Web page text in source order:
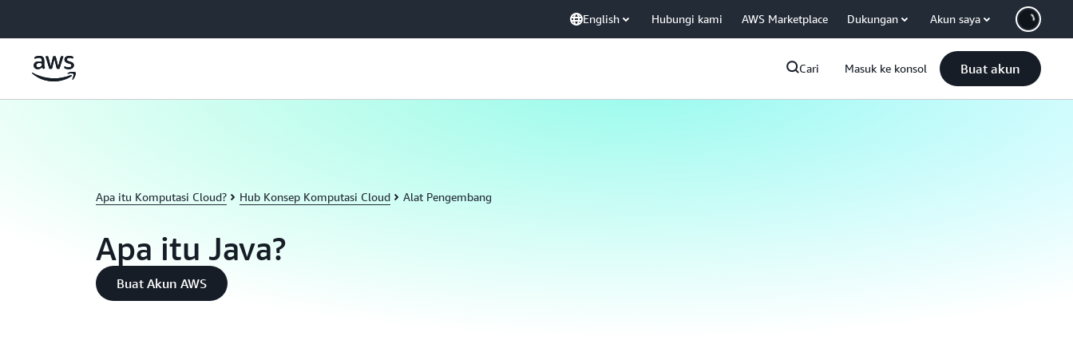
English Hubungi kami AWS Marketplace Dukungan Akun saya
Cari Masuk ke konsol Buat akun
Apa itu Komputasi Cloud? Hub Konsep Komputasi Cloud Alat Pengembang
Apa itu Java?
Buat Akun AWS